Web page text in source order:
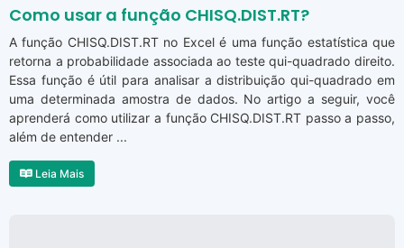
Como usar a função CHISQ.DIST.RT?
A função CHISQ.DIST.RT no Excel é uma função estatística que
retorna a probabilidade associada ao teste qui-quadrado direito.
Essa função é útil para analisar a distribuição qui-quadrado em
uma determinada amostra de dados. No artigo a seguir, você
aprenderá como utilizar a função CHISQ.DIST.RT passo a passo,
além de entender ...
Leia Mais